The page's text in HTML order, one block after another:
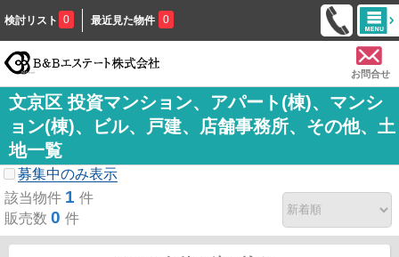
検討リスト 0 最近見た物件 0
お問合せ
文京区 投資マンション、アパート(棟)、マンシ
ョン(棟)、ビル、戸建、店舗事務所、その他、土
地一覧
募集中のみ表示
該当物件 1 件
販売数 0 件